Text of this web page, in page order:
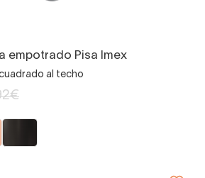
empotrado Pisa Imex
al techo